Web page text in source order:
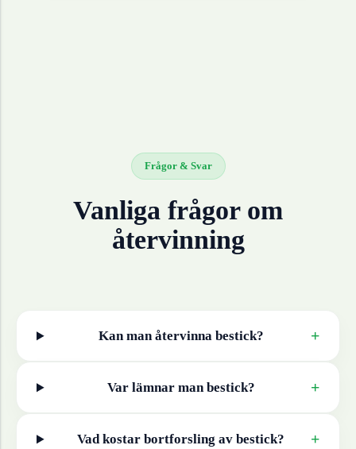
Frågor & Svar
Vanliga frågor om
återvinning
Kan man återvinna bestick? +
Var lämnar man bestick? +
Vad kostar bortforsling av bestick? +